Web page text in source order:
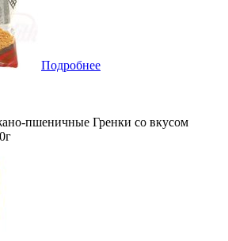
Подробнее
пшеничные Гренки со вкусом